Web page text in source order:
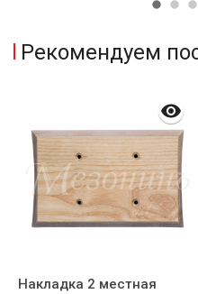
Рекомендуем
Накладка 2 местная